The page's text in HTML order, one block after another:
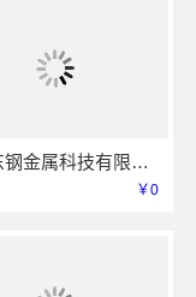
江苏东钢金属科技有限公司定制工厂加盟
￥0